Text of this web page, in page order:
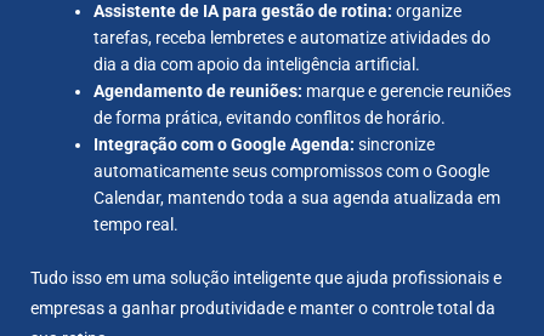
Assistente de IA para gestão de rotina: organize
tarefas, receba lembretes e automatize atividades do
dia a dia com apoio da inteligência artificial.
Agendamento de reuniões: marque e gerencie reuniões
de forma prática, evitando conflitos de horário.
Integração com o Google Agenda: sincronize
automaticamente seus compromissos com o Google
Calendar, mantendo toda a sua agenda atualizada em
tempo real.
Tudo isso em uma solução inteligente que ajuda profissionais e
empresas a ganhar produtividade e manter o controle total da